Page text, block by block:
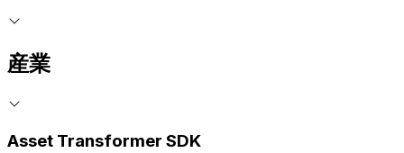
産業
Asset Transformer SDK